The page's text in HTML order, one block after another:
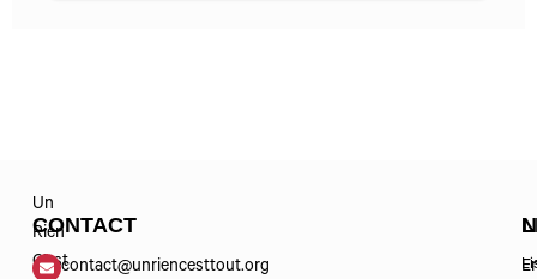
Un
Rien
C’est
CONTACT
contact@unriencesttout.org